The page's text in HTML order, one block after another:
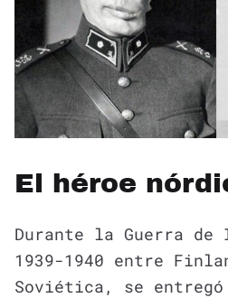
El héroe
Durante la Guerra de
1939-1940 entre
Soviética, se